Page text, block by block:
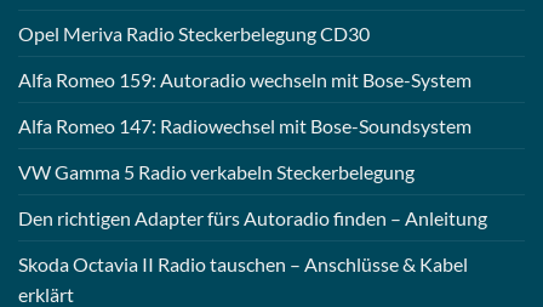
Opel Meriva Radio Steckerbelegung CD30
Alfa Romeo 159: Autoradio wechseln mit Bose-System
Alfa Romeo 147: Radiowechsel mit Bose-Soundsystem
VW Gamma 5 Radio verkabeln Steckerbelegung
Den richtigen Adapter fürs Autoradio finden – Anleitung
Skoda Octavia II Radio tauschen – Anschlüsse & Kabel
erklärt